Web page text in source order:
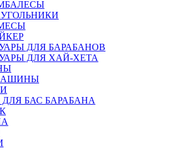
ДЛЯ БАРАБАНОВ
ДЛЯ ХАЙ-ХЕТА
БАС БАРАБАНА